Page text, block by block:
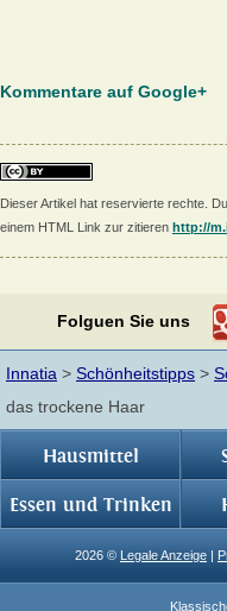
Kommentare auf Google+
Dieser Artikel hat reservierte rechte.
einem HTML Link zur zitieren http://
Folguen Sie uns
Innatia > Schönheitstipps >
das trockene Haar
Hausmittel
Essen und Trinken
2026 © Legale Anzeige |